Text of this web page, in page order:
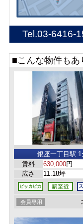
Tel.03-6416-
■こんな物件も
銀座一丁目駅 1
賃料
630,000円
広さ
11.18坪
会員専用